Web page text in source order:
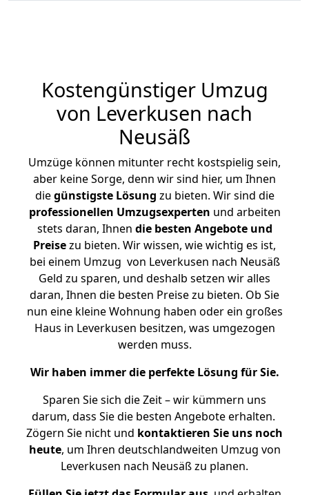
Kostengünstiger Umzug
von Leverkusen nach
Neusäß
Umzüge können mitunter recht kostspielig sein,
aber keine Sorge, denn wir sind hier, um Ihnen
diegünstigste Lösung zu bieten. Wir sind die
professionellen Umzugsexperten und arbeiten
stets daran, Ihnen die besten Angebote und
Preisezu bieten. Wir wissen, wie wichtig es ist,
bei einem Umzug von Leverkusen nach Neusäß
Geld zu sparen, und deshalb setzen wir alles
daran, Ihnen die besten Preise zu bieten. Ob Sie
nun eine kleine Wohnung haben oder ein großes
Haus in Leverkusen besitzen, was umgezogen
werden muss.
Wir haben immer die perfekte Lösung für Sie.
Sparen Sie sich die Zeit – wir kümmern uns
darum, dass Sie die besten Angebote erhalten.
Zögern Sie nicht und kontaktieren Sie uns noch
heute, um Ihren deutschlandweiten Umzug von
Leverkusen nach Neusäß zu planen.